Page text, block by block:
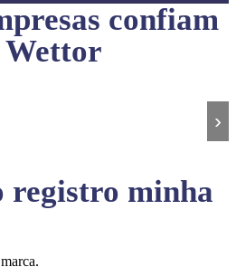
confiam
Wettor
›
registro minha